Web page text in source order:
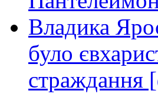
Владика
було
страждання